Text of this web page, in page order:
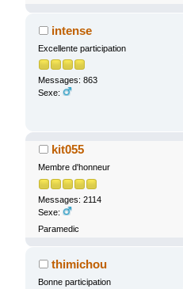
intense
Excellente participation
Messages: 863
Sexe:
kit055
Membre d'honneur
Messages: 2114
Sexe:
Paramedic
thimichou
Bonne participation